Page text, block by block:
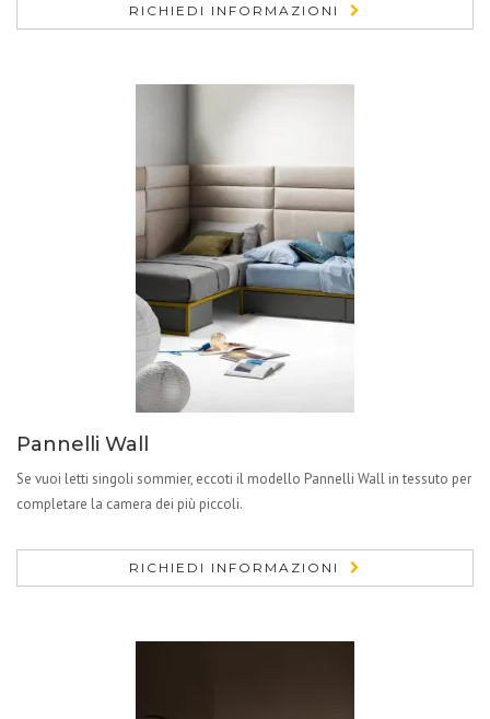
RICHIEDI INFORMAZIONI
Pannelli Wall
Se vuoi letti singoli sommier, eccoti il modello Pannelli Wall in tessuto per
completare la camera dei più piccoli.
RICHIEDI INFORMAZIONI